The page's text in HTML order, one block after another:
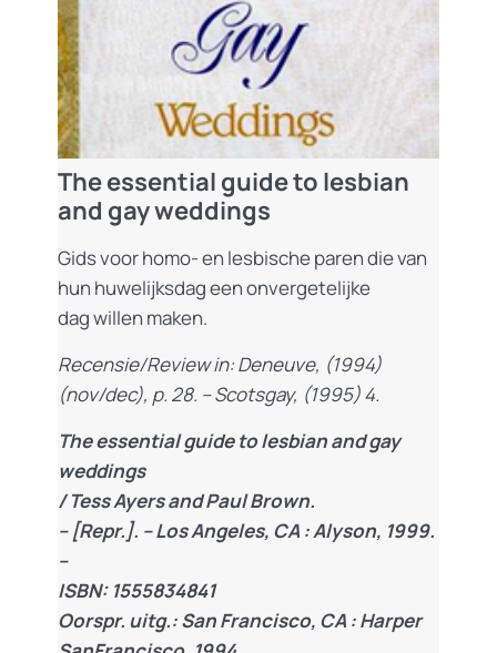
The essential guide to lesbian
and gay weddings
Gids voor homo- en lesbische paren die van
hun huwelijksdag een onvergetelijke
dag willen maken.
Recensie/Review in: Deneuve, (1994)
(nov/dec), p. 28. – Scotsgay, (1995) 4.
The essential guide to lesbian and gay
weddings
/ Tess Ayers and Paul Brown.
– [Repr.]. – Los Angeles, CA : Alyson, 1999.
–
ISBN: 1555834841
Oorspr. uitg.: San Francisco, CA : Harper